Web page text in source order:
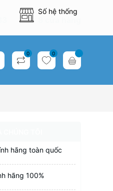
Số hệ thống
0 0
hãng toàn quốc
hãng 100%